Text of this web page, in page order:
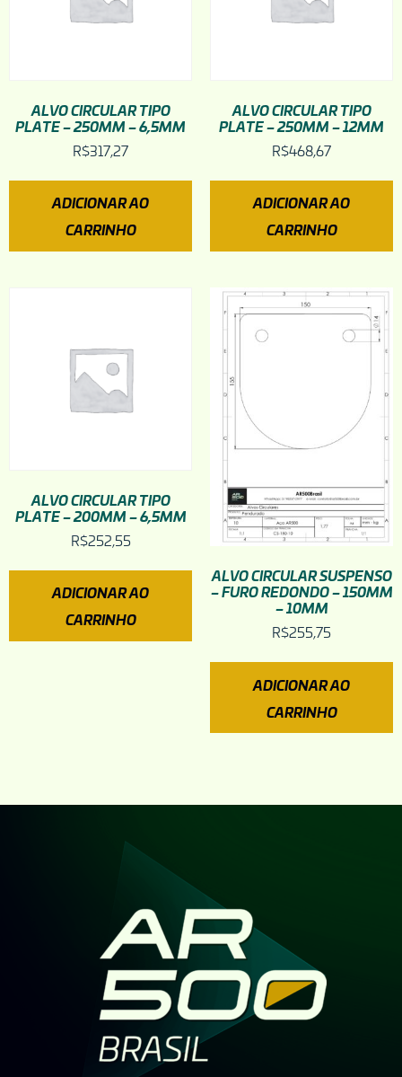
ALVO CIRCULAR TIPO
PLATE – 250MM – 6,5MM
R$317,27
ADICIONAR AO
CARRINHO
ALVO CIRCULAR TIPO
PLATE – 250MM – 12MM
R$468,67
ADICIONAR AO
CARRINHO
ALVO CIRCULAR TIPO
PLATE – 200MM – 6,5MM
R$252,55
ADICIONAR AO
CARRINHO
ALVO CIRCULAR SUSPENSO
– FURO REDONDO – 150MM
– 10MM
R$255,75
ADICIONAR AO
CARRINHO